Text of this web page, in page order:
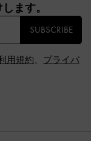
ます。​
SUBSCRIBE
用規約、 プライバ